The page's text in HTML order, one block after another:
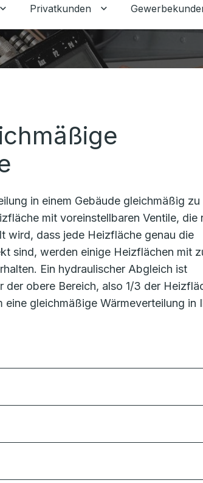
Untermenü für Erneuerbare Energien
Privatkunden Untermenü für
Ratgeber umschalten
in einem Gebäude gleichmäßig zu
mit voreinstellbaren Ventile, die
wird, dass jede Heizfläche genau die
sind, werden einige Heizflächen mit
Ein hydraulischer Abgleich ist
obere Bereich, also 1/3 der
gleichmäßige Wärmeverteilung in